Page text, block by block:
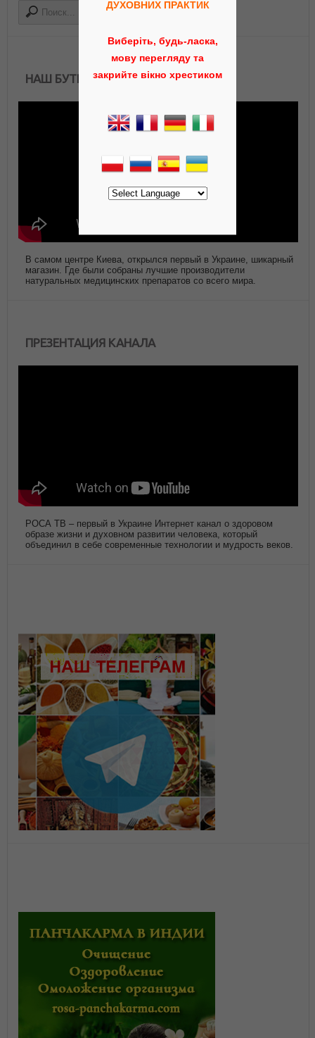
НАШ БУТИК АЮРВЕДЫ
В самом центре Киева, открылся первый в Украине, шикарный
магазин. Где были собраны лучшие производители
натуральных медицинских препаратов со всего мира.
ПРЕЗЕНТАЦИЯ КАНАЛА
РОСА ТВ – первый в Украине Интернет канал о здоровом
образе жизни и духовном развитии человека, который
объединил в себе современные технологии и мудрость веков.
ДУХОВНИХ ПРАКТИК
Виберіть, будь-ласка,
мову перегляду та
закрийте вікно хрестиком